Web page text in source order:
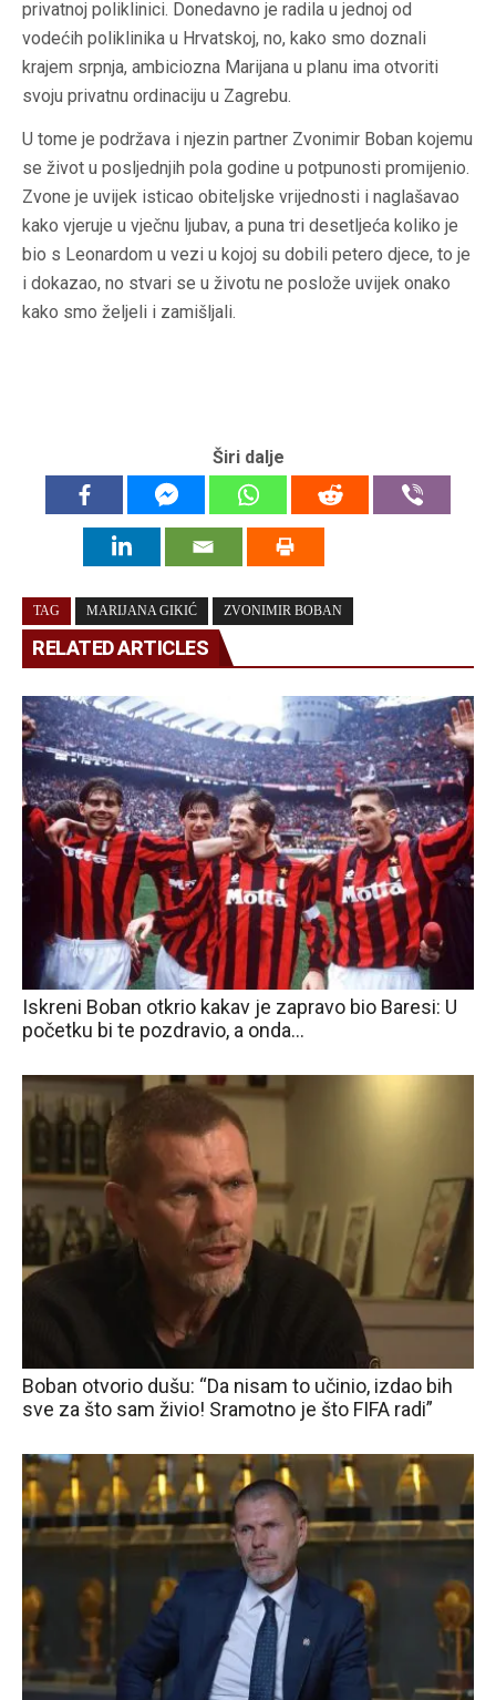
privatnoj poliklinici. Donedavno je radila u jednoj od
vodećih poliklinika u Hrvatskoj, no, kako smo doznali
krajem srpnja, ambiciozna Marijana u planu ima otvoriti
svoju privatnu ordinaciju u Zagrebu.
U tome je podržava i njezin partner Zvonimir Boban kojemu
se život u posljednjih pola godine u potpunosti promijenio.
Zvone je uvijek isticao obiteljske vrijednosti i naglašavao
kako vjeruje u vječnu ljubav, a puna tri desetljeća koliko je
bio s Leonardom u vezi u kojoj su dobili petero djece, to je
i dokazao, no stvari se u životu ne poslože uvijek onako
kako smo željeli i zamišljali.
Širi dalje
TAG MARIJANA GIKIĆ ZVONIMIR BOBAN
RELATED ARTICLES
Iskreni Boban otkrio kakav je zapravo bio Baresi: U
početku bi te pozdravio, a onda…
Boban otvorio dušu: “Da nisam to učinio, izdao bih
sve za što sam živio! Sramotno je što FIFA radi”